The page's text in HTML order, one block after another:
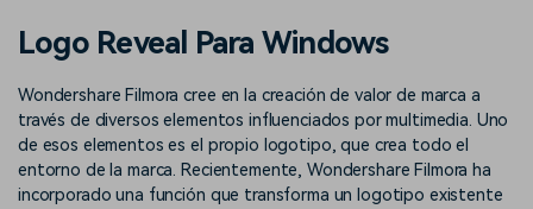
Inspírate con Filmora
usuarios crean con Filmora
Taller creativo
trucos, queremos ayudarte a
crecer e inspirar tu próximo
video
Afíliate
Consigue una afiliación a
nivel empresarial
Soporte
Logo Reveal Para Windows
Wondershare Filmora cree en la creación de valor de marca a
través de diversos elementos influenciados por multimedia. Uno
de esos elementos es el propio logotipo, que crea todo el
entorno de la marca. Recientemente, Wondershare Filmora ha
incorporado una función que transforma un logotipo existente